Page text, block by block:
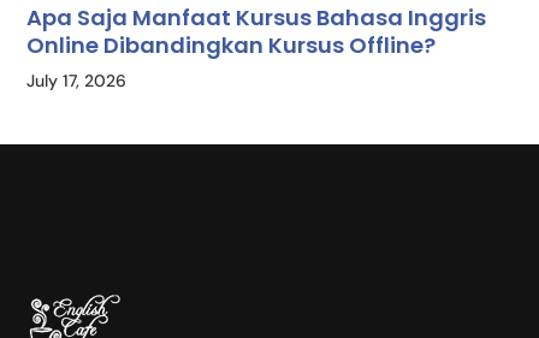
Apa Saja Manfaat Kursus Bahasa Inggris
Online Dibandingkan Kursus Offline?
July 17, 2026